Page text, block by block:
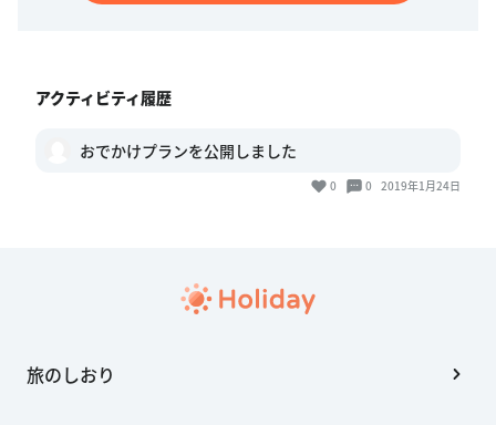
アクティビティ履歴
おでかけプランを公開しました
0 0 2019年1月24日
旅のしおり